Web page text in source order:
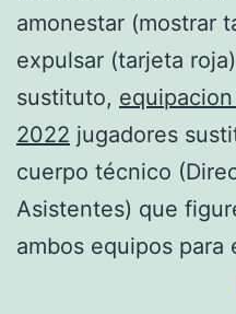
amonestar (mostrar
expulsar (tarjeta
sustituto,
2022 jugadores
cuerpo técnico
Asistentes) que
ambos equipos para